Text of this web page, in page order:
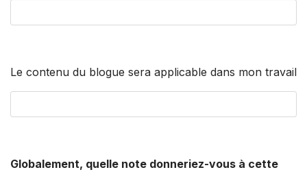
Le contenu du blogue sera applicable dans mon travail
Globalement, quelle note donneriez-vous à cette